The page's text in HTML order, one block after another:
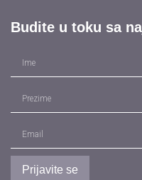
Budite u toku sa
Prijavite se